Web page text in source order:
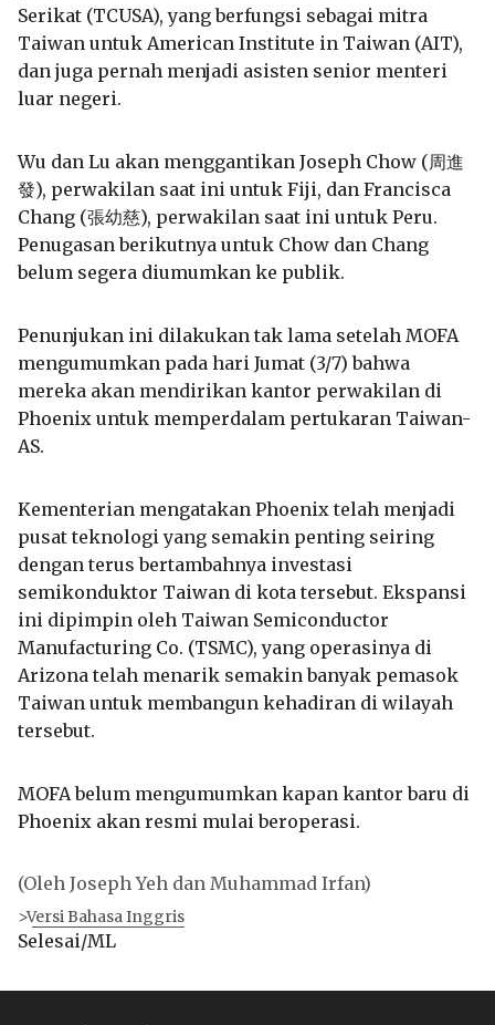
Serikat (TCUSA), yang berfungsi sebagai mitra
Taiwan untuk American Institute in Taiwan (AIT),
dan juga pernah menjadi asisten senior menteri
luar negeri.
Wu dan Lu akan menggantikan Joseph Chow (周進
發), perwakilan saat ini untuk Fiji, dan Francisca
Chang (張幼慈), perwakilan saat ini untuk Peru.
Penugasan berikutnya untuk Chow dan Chang
belum segera diumumkan ke publik.
Penunjukan ini dilakukan tak lama setelah MOFA
mengumumkan pada hari Jumat (3/7) bahwa
mereka akan mendirikan kantor perwakilan di
Phoenix untuk memperdalam pertukaran Taiwan-
AS.
Kementerian mengatakan Phoenix telah menjadi
pusat teknologi yang semakin penting seiring
dengan terus bertambahnya investasi
semikonduktor Taiwan di kota tersebut. Ekspansi
ini dipimpin oleh Taiwan Semiconductor
Manufacturing Co. (TSMC), yang operasinya di
Arizona telah menarik semakin banyak pemasok
Taiwan untuk membangun kehadiran di wilayah
tersebut.
MOFA belum mengumumkan kapan kantor baru di
Phoenix akan resmi mulai beroperasi.
(Oleh Joseph Yeh dan Muhammad Irfan)
>Versi Bahasa Inggris
Selesai/ML